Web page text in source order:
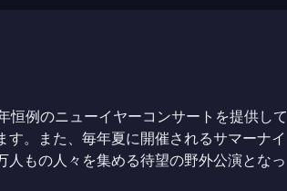
恒例のニューイヤーコンサートを提供して
。また、毎年夏に開催されるサマーナイ
人もの人々を集める待望の野外公演となっ